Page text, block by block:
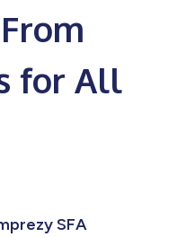
for All
SFA